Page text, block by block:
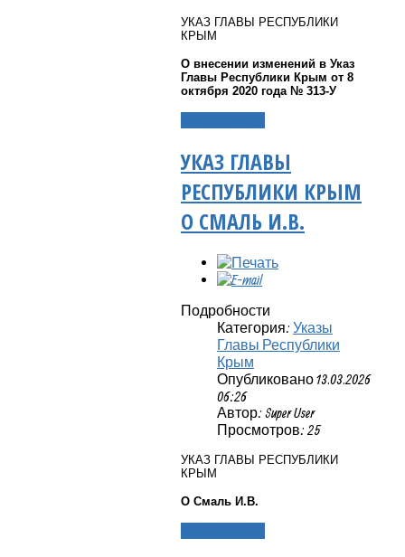
УКАЗ ГЛАВЫ РЕСПУБЛИКИ
КРЫМ
О внесении изменений в Указ
Главы Республики Крым от 8
октября 2020 года № 313-У
УКАЗ ГЛАВЫ
РЕСПУБЛИКИ КРЫМ
О СМАЛЬ И.В.
Подробности
Категория: Указы
Главы Республики
Крым
Опубликовано 13.03.2026
06:26
Автор: Super User
Просмотров: 25
УКАЗ ГЛАВЫ РЕСПУБЛИКИ
КРЫМ
О Смаль И.В.